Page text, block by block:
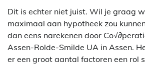
Dit is echter niet juist. Wil je graag
maximaal aan hypotheek zou
dan eens narekenen door
Assen-Rolde-Smilde UA in Assen.
er een groot aantal factoren een rol